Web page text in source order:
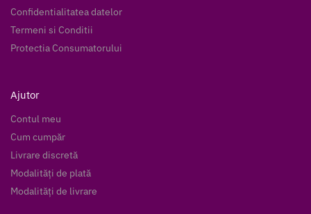
Confidentialitatea datelor
Termeni si Conditii
Protectia Consumatorului
Ajutor
Contul meu
Cum cumpăr
Livrare discretă
Modalități de plată
Modalități de livrare